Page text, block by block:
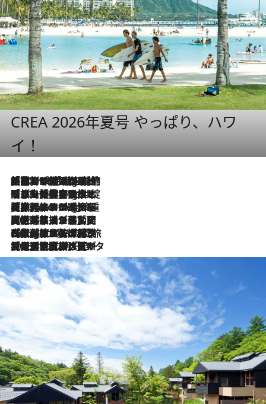
CREA 2026年夏号 やっぱり、ハワ
イ！
10 Hours Ago
「荷物が増えるほど旅ストレスは増す」美容ジャーナリストがたどり着いた最終結論。“化粧品を劇的に減らす”感動の凝縮美容とは
10 Hours Ago
「旅先には金髪ウィッグを持参」日本と同じメイクでは損してる!? 美容ジャーナリストが提案する“掟破りの旅美容”とは
10 Hours Ago
【厳選旅コスメ】「身軽さ＆UV対策重視！」ヘアアーティストshucoが選んだ夏旅ベストコスメを発表【Mサイズジップ】
2026.8.5
【厳選旅コスメ】国内をあちこち移動する河井菜摘が選んだ夏旅ベストコスメ発表！「リラックスアイテムはマスト」【Mサイズジップ】
2026.8.4
【厳選旅コスメ】「紫外線＆乾燥対策しながらメイク感も！」ヘア＆メイクGeorgeが選んだ夏旅ベストコスメを発表！【Mサイズジップ】
2026.8.3
【厳選旅コスメ】「保湿もタイパ重視！」“サウナ好き”タレント清水みさとが愛用する夏旅ベストコスメを発表！【Mサイズジップ】